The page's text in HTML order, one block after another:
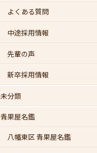
よくある質問
中途採用情報
先輩の声
新卒採用情報
未分類
青果屋名鑑
八幡東区 青果屋名鑑